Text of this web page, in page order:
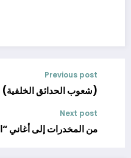
Previous post
(شعوب الحدائق الخلفية)
Next post
من المخدرات إلى أغاني “الراب”